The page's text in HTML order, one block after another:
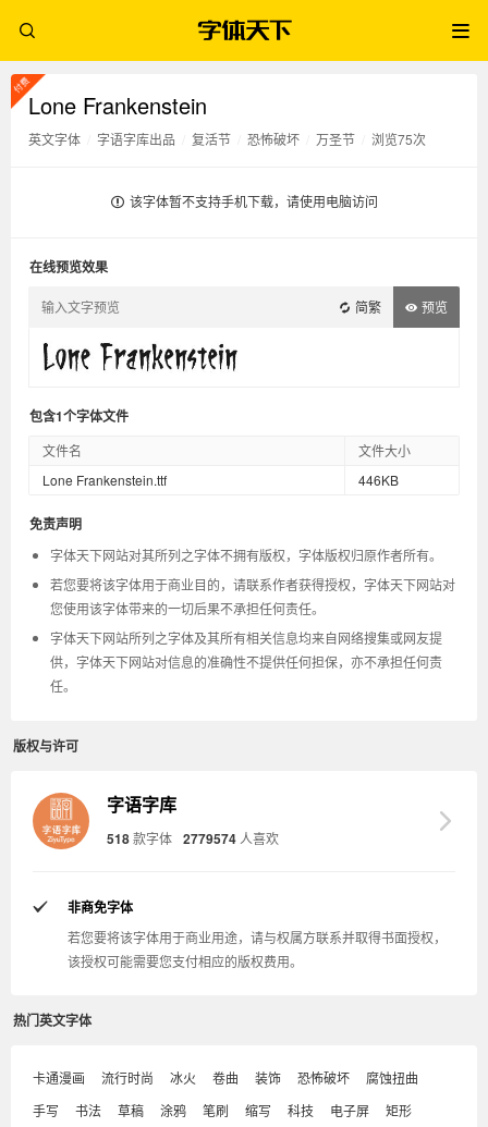
Lone Frankenstein
英文字体 字语字库出品 复活节 恐怖破坏 万圣节 浏览75次
该字体暂不支持手机下载，请使用电脑访问
在线预览效果
简繁 预览
包含1个字体文件
文件名
文件大小
Lone Frankenstein.ttf
446KB
免责声明
字体天下网站对其所列之字体不拥有版权，字体版权归原作者所有。
若您要将该字体用于商业目的，请联系作者获得授权，字体天下网站对
您使用该字体带来的一切后果不承担任何责任。
字体天下网站所列之字体及其所有相关信息均来自网络搜集或网友提
供，字体天下网站对信息的准确性不提供任何担保，亦不承担任何责
任。
版权与许可
字语字库
518款字体 2779574 人喜欢
非商免字体
若您要将该字体用于商业用途，请与权属方联系并取得书面授权，
该授权可能需要您支付相应的版权费用。
热门英文字体
卡通漫画 流行时尚 冰火 卷曲 装饰 恐怖破坏
腐蚀扭曲
手写
书法 草稿 涂鸦 笔刷 缩写 科技 电子屏
矩形